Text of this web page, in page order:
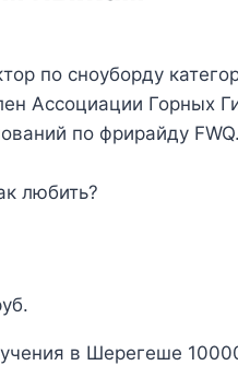
по сноуборду
Ассоциации Горных
по фрирайду FWQ.
любить?
в Шерегеше